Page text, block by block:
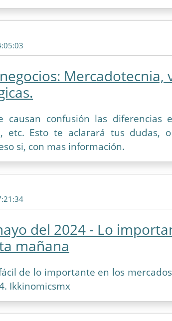
Mercadotecnia,
confusión las diferencias
etc. Esto te aclarará tus dudas,
si, con mas información.
del 2024 - Lo
mañana
de lo importante en los
Ikkinomicsmx